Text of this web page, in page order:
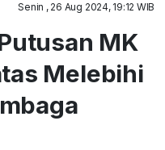
Senin , 26 Aug 2024, 19:12 WIB
MK
Melebihi